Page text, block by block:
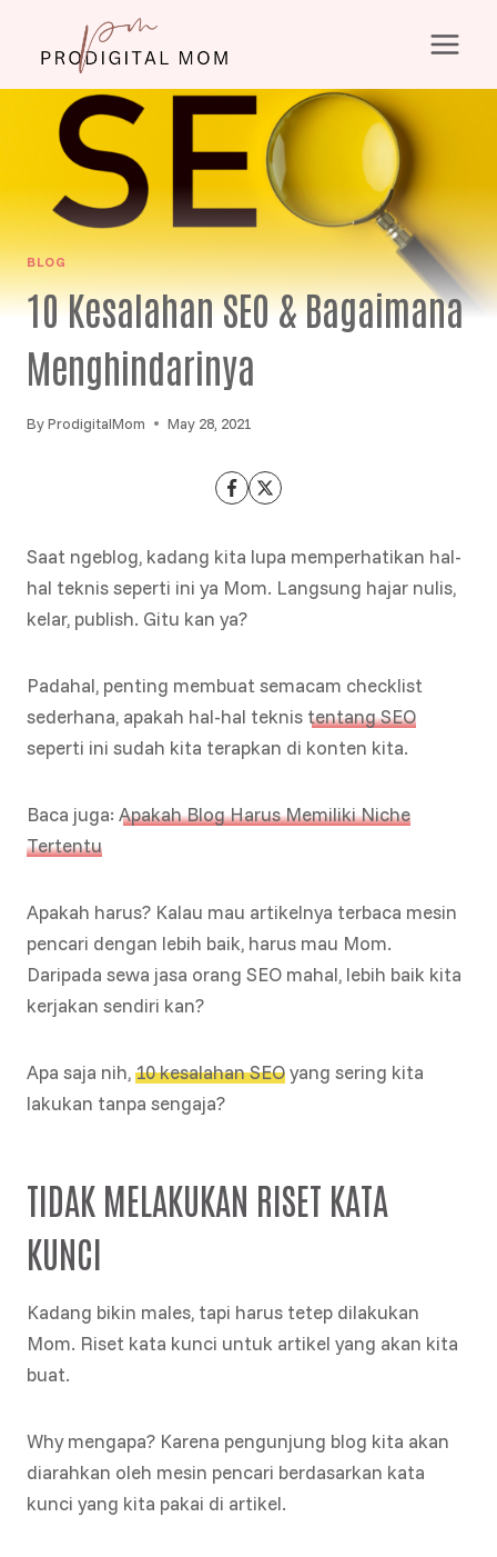
BLOG
10 Kesalahan SEO & Bagaimana
Menghindarinya
ByProdigitalMom May 28, 2021
Saat ngeblog, kadang kita lupa memperhatikan hal-
hal teknis seperti ini ya Mom. Langsung hajar nulis,
kelar, publish. Gitu kan ya?
Padahal, penting membuat semacam checklist
sederhana, apakah hal-hal teknis tentang SEO
seperti ini sudah kita terapkan di konten kita.
Baca juga: Apakah Blog Harus Memiliki Niche
Tertentu
Apakah harus? Kalau mau artikelnya terbaca mesin
pencari dengan lebih baik, harus mau Mom.
Daripada sewa jasa orang SEO mahal, lebih baik kita
kerjakan sendiri kan?
Apa saja nih,10 kesalahan SEOyang sering kita
lakukan tanpa sengaja?
TIDAK MELAKUKAN RISET KATA
KUNCI
Kadang bikin males, tapi harus tetep dilakukan
Mom. Riset kata kunci untuk artikel yang akan kita
buat.
Why mengapa? Karena pengunjung blog kita akan
diarahkan oleh mesin pencari berdasarkan kata
kunci yang kita pakai di artikel.